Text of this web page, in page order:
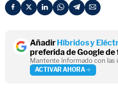
AñadirHíbridos y
preferida de Google
Mantente informado con las
ACTIVAR AHORA